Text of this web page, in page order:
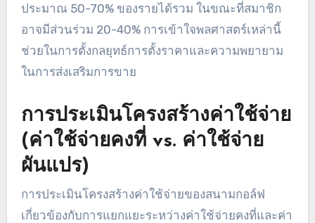
ประมาณ 50-70% ของรายได้รวม ในขณะที่สมาชิก
อาจมีส่วนร่วม 20-40% การเข้าใจพลศาสตร์เหล่านี้
ช่วยในการตั้งกลยุทธ์การตั้งราคาและความพยายาม
ในการส่งเสริมการขาย
การประเมินโครงสร้างค่าใช้จ่าย
(ค่าใช้จ่ายคงที่ vs. ค่าใช้จ่าย
ผันแปร)
การประเมินโครงสร้างค่าใช้จ่ายของสนามกอล์ฟ
เกี่ยวข้องกับการแยกแยะระหว่างค่าใช้จ่ายคงที่และค่า